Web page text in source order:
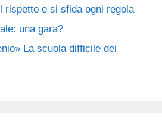
rispetto e si sfida ogni regola
una gara?
La scuola difficile dei